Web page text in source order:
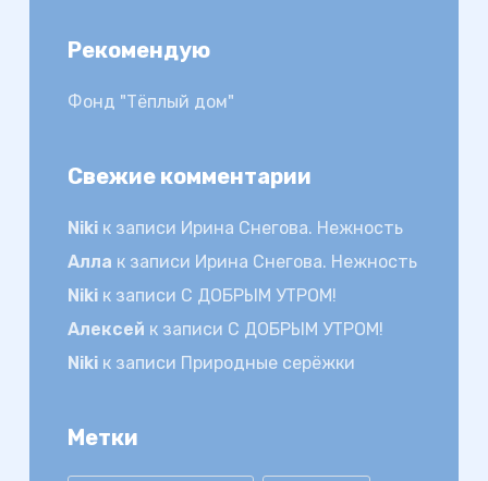
Рекомендую
Фонд "Тёплый дом"
Свежие комментарии
Nikiк записи Ирина Снегова. Нежность
Алла к записи Ирина Снегова. Нежность
Nikiк записи С ДОБРЫМ УТРОМ!
Алексей к записи С ДОБРЫМ УТРОМ!
Nikiк записи Природные серёжки
Метки